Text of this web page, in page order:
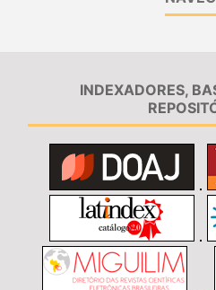
INDEXADORES,